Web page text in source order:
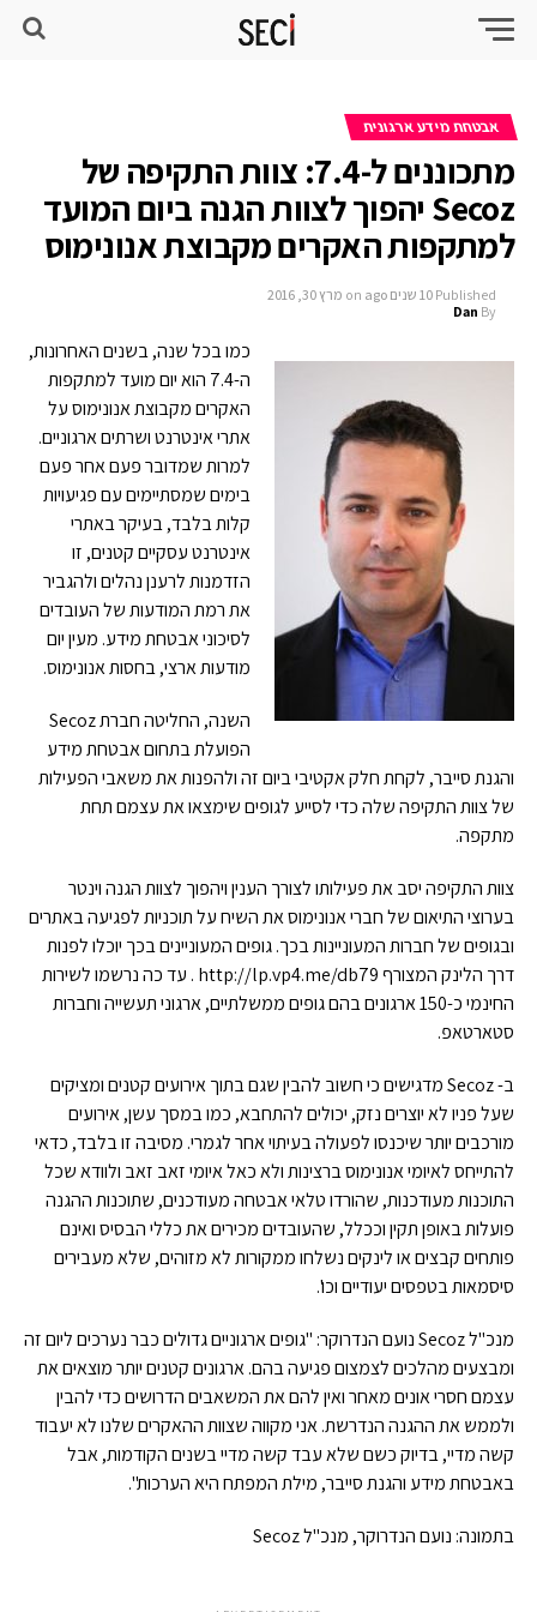
אבטחת מידע ארגונית
מתכוננים ל-7.4: צוות התקיפה של
Secoz יהפוך לצוות הגנה ביום המועד
למתקפות האקרים מקבוצת אנונימוס
Published 10 שנים ago on מרץ 30, 2016
By
Dan
כמו בכל שנה, בשנים האחרונות,
ה-7.4 הוא יום מועד למתקפות
האקרים מקבוצת אנונימוס על
אתרי אינטרנט ושרתים ארגוניים.
למרות שמדובר פעם אחר פעם
בימים שמסתיימים עם פגיעויות
קלות בלבד, בעיקר באתרי
אינטרנט עסקיים קטנים, זו
הזדמנות לרענן נהלים ולהגביר
את רמת המודעות של העובדים
לסיכוני אבטחת מידע. מעין יום
מודעות ארצי, בחסות אנונימוס.
השנה, החליטה חברת Secoz
הפועלת בתחום אבטחת מידע
והגנת סייבר, לקחת חלק אקטיבי ביום זה ולהפנות את משאבי הפעילות
של צוות התקיפה שלה כדי לסייע לגופים שימצאו את עצמם תחת
מתקפה.
צוות התקיפה יסב את פעילותו לצורך הענין ויהפוך לצוות הגנה וינטר
בערוצי התיאום של חברי אנונימוס את השיח על תוכניות לפגיעה באתרים
ובגופים של חברות המעוניינות בכך. גופים המעוניינים בכך יוכלו לפנות
דרך הלינק המצורף http://lp.vp4.me/db79 . עד כה נרשמו לשירות
החינמי כ-150 ארגונים בהם גופים ממשלתיים, ארגוני תעשייה וחברות
סטארטאפ.
ב- Secoz מדגישים כי חשוב להבין שגם בתוך אירועים קטנים ומציקים
שעל פניו לא יוצרים נזק, יכולים להתחבא, כמו במסך עשן, אירועים
מורכבים יותר שיכנסו לפעולה בעיתוי אחר לגמרי. מסיבה זו בלבד, כדאי
להתייחס לאיומי אנונימוס ברצינות ולא כאל איומי זאב זאב ולוודא שכל
התוכנות מעודכנות, שהורדו טלאי אבטחה מעודכנים, שתוכנות ההגנה
פועלות באופן תקין וככלל, שהעובדים מכירים את כללי הבסיס ואינם
פותחים קבצים או לינקים נשלחו ממקורות לא מזוהים, שלא מעבירים
סיסמאות בטפסים יעודיים וכו'.
מנכ"ל Secoz נועם הנדרוקר: "גופים ארגוניים גדולים כבר נערכים ליום זה
ומבצעים מהלכים לצמצום פגיעה בהם. ארגונים קטנים יותר מוצאים את
עצמם חסרי אונים מאחר ואין להם את המשאבים הדרושים כדי להבין
ולממש את ההגנה הנדרשת. אני מקווה שצוות ההאקרים שלנו לא יעבוד
קשה מדיי, בדיוק כשם שלא עבד קשה מדיי בשנים הקודמות, אבל
באבטחת מידע והגנת סייבר, מילת המפתח היא הערכות".
בתמונה: נועם הנדרוקר, מנכ"ל Secoz